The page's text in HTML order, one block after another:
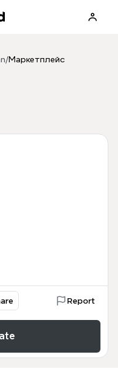
/Маркетплейс
Report